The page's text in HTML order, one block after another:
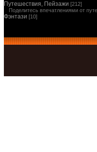
Путешествия, Пейзажи [212]
Поделитесь впечатлениями от
Фэнтази [10]